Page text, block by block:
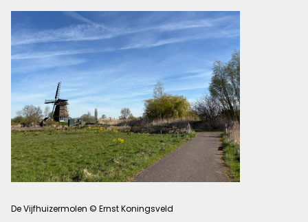
De Vijfhuizermolen © Ernst Koningsveld